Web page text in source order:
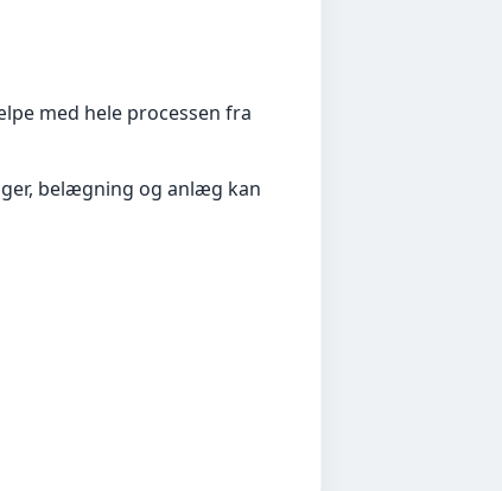
med hele processen fra
belægning og anlæg kan